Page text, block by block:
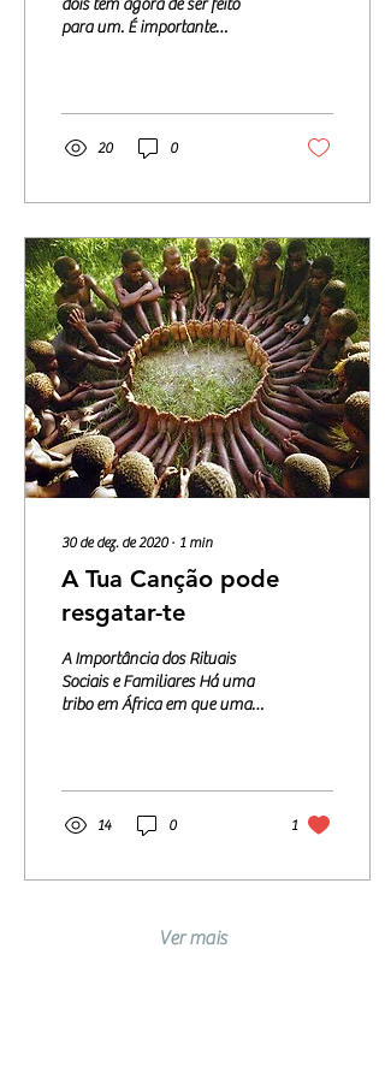
dois tem agora de ser feito
para um. É importante
20 0
30 de dez. de 2020∙ 1 min
A Tua Canção pode
resgatar-te
A Importância dos Rituais
Sociais e Familiares Há uma
tribo em África em que uma
14 0 1
Ver mais